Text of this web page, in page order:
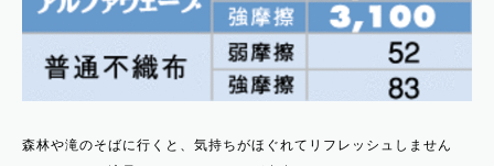
森林や滝のそばに行くと、気持ちがほぐれてリフレッシュしません